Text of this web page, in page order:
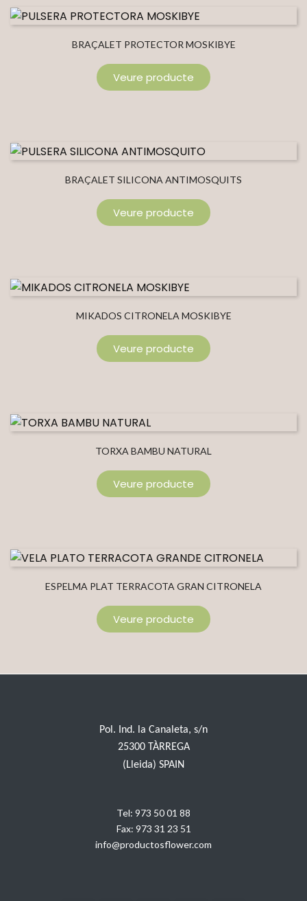
BRAÇALET PROTECTOR MOSKIBYE
Veure producte
BRAÇALET SILICONA ANTIMOSQUITS
Veure producte
MIKADOS CITRONELA MOSKIBYE
Veure producte
TORXA BAMBU NATURAL
Veure producte
ESPELMA PLAT TERRACOTA GRAN CITRONELA
Veure producte
Pol. Ind. la Canaleta, s/n
25300 TÀRREGA
(Lleida) SPAIN
Tel: 973 50 01 88
Fax: 973 31 23 51
info@productosflower.com